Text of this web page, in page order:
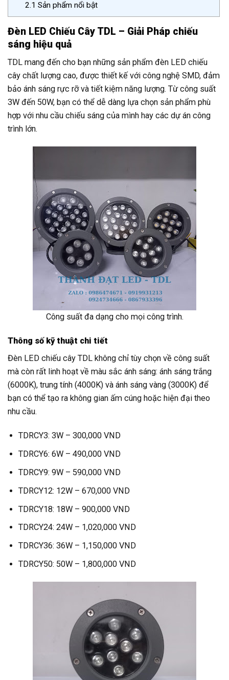
2.1 Sản phẩm nổi bật
Đèn LED Chiếu Cây TDL – Giải Pháp chiếu
sáng hiệu quả
TDL mang đến cho bạn những sản phẩm đèn LED chiếu
cây chất lượng cao, được thiết kế với công nghệ SMD, đảm
bảo ánh sáng rực rỡ và tiết kiệm năng lượng. Từ công suất
3W đến 50W, bạn có thể dễ dàng lựa chọn sản phẩm phù
hợp với nhu cầu chiếu sáng của mình hay các dự án công
trình lớn.
Công suất đa dạng cho mọi công trình.
Thông số kỹ thuật chi tiết
Đèn LED chiếu cây TDL không chỉ tùy chọn về công suất
mà còn rất linh hoạt về màu sắc ánh sáng: ánh sáng trắng
(6000K), trung tính (4000K) và ánh sáng vàng (3000K) để
bạn có thể tạo ra không gian ấm cúng hoặc hiện đại theo
nhu cầu.
TDRCY3: 3W – 300,000 VND
TDRCY6: 6W – 490,000 VND
TDRCY9: 9W – 590,000 VND
TDRCY12: 12W – 670,000 VND
TDRCY18: 18W – 900,000 VND
TDRCY24: 24W – 1,020,000 VND
TDRCY36: 36W – 1,150,000 VND
TDRCY50: 50W – 1,800,000 VND